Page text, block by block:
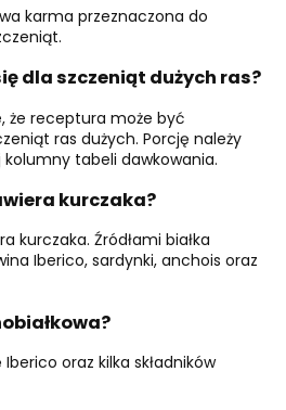
karma przeznaczona do
dla szczeniąt dużych ras?
że receptura może być
ras dużych. Porcję należy
tabeli dawkowania.
kurczaka?
kurczaka. Źródłami białka
Iberico, sardynki, anchois oraz
oraz kilka składników